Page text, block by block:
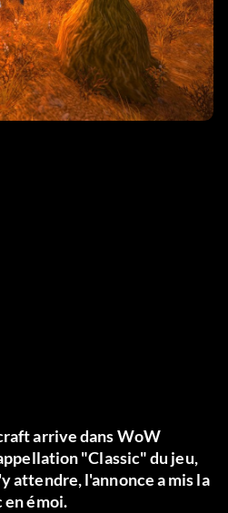
arrive dans WoW
"Classic" du jeu,
attendre, l'annonce a mis la
en émoi.